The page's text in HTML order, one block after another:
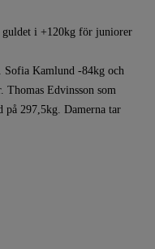
i +120kg för juniorer
Kamlund -84kg och
Edvinsson som
på 297,5kg. Damerna tar